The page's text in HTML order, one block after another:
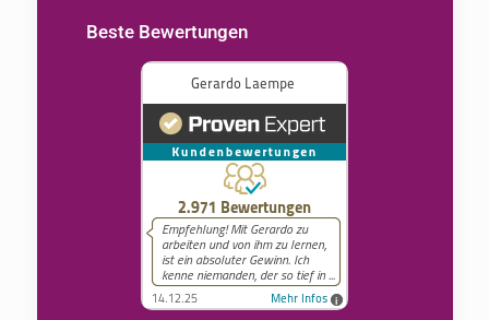
Beste Bewertungen